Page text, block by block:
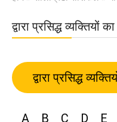
द्वारा प्रसिद्ध व्यक्तियों
द्वारा प्रसिद्ध
A B C D E